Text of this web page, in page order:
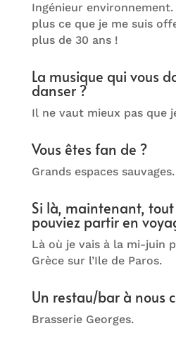
Ingénieur
plus ce que je me suis
plus de 30 ans !
La musique qui vous
danser ?
Il ne vaut mieux pas que
Vous êtes fan de ?
Grands espaces sauvages.
Si là, maintenant,
pouviez partir en
Là où je vais à la mi-juin
Grèce sur l’Ile de Paros.
Un restau/bar à nous
Brasserie Georges.